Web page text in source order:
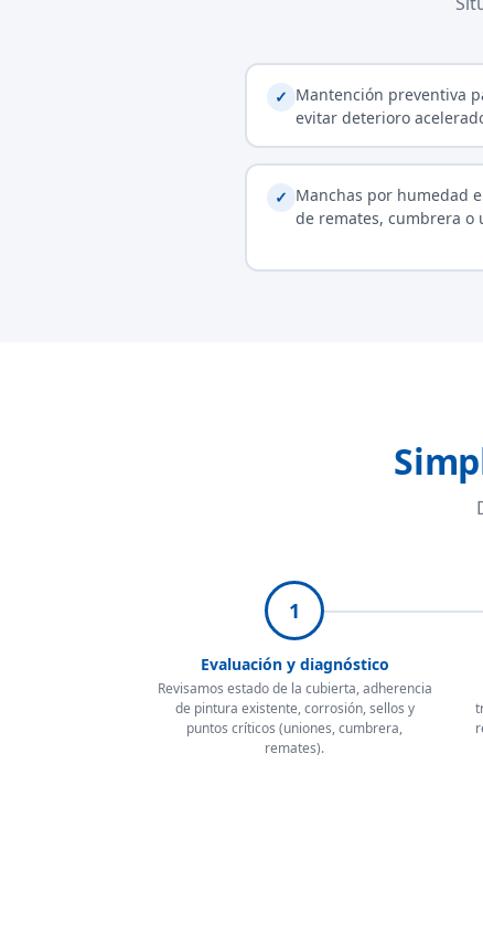
✓ Mantención preventiva
evitar deterioro
✓ Manchas por humedad
de remates, cumbrera o
1
Evaluación y diagnóstico
Revisamos estado de la cubierta, adherencia
de pintura existente, corrosión, sellos y
puntos críticos (uniones, cumbrera,
remates).